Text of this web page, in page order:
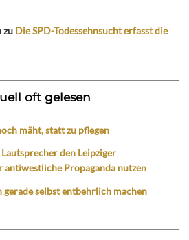
zu Die SPD-Todessehnsucht erfasst die
oft gelesen
mäht, statt zu pflegen
den Leipziger
antiwestliche Propaganda nutzen
gerade selbst entbehrlich machen